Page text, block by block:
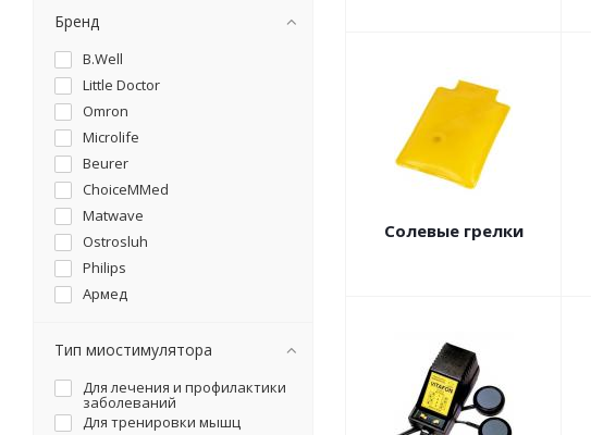
Солевые грелки
Бренд
B.Well
Little Doctor
Omron
Microlife
Beurer
ChoiceMMed
Matwave
Ostrosluh
Philips
Армед
Еламед
Sanitas
АААMED
Тип миостимулятора
Для лечения и профилактики
заболеваний
Для тренировки мышц